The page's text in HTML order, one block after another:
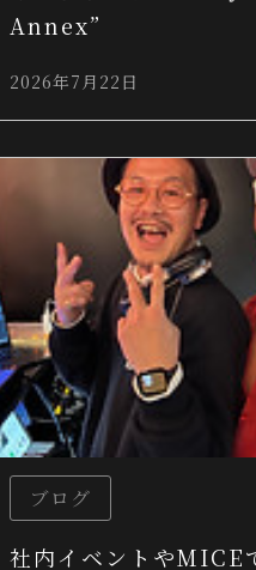
Annex”
2026年7月22日
ブログ
社内イベントやMICE